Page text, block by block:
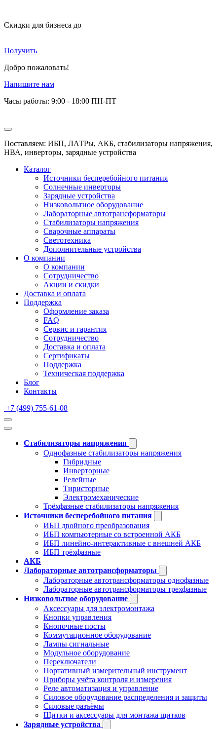
Скидки для бизнеса до
Получить
Добро пожаловать!
Напишите нам
Часы работы: 9:00 - 18:00 ПН-ПТ
Поставляем: ИБП, ЛАТРы, АКБ, стабилизаторы напряжения,
НВА, инверторы, зарядные устройства
Каталог
Источники бесперебойного питания
Солнечные инверторы
Зарядные устройства
Низковольтное оборудование
Лабораторные автотрансформаторы
Стабилизаторы напряжения
Сварочные аппараты
Светотехника
Дополнительные устройства
О компании
О компании
Сотрудничество
Акции и скидки
Доставка и оплата
Поддержка
Оформление заказа
FAQ
Сервис и гарантия
Сотрудничество
Доставка и оплата
Сертификаты
Поддержка
Техническая поддержка
Блог
Контакты
+7 (499) 755-61-08
Стабилизаторы напряжения
Однофазные стабилизаторы напряжения
Гибридные
Инверторные
Релейные
Тиристорные
Электромеханические
Трёхфазные стабилизаторы напряжения
Источники бесперебойного питания
ИБП двойного преобразования
ИБП компьютерные со встроенной АКБ
ИБП линейно-интерактивные с внешней АКБ
ИБП трёхфазные
АКБ
Лабораторные автотрансформаторы
Лабораторные автотрансформаторы однофазные
Лабораторные автотрансформаторы трехфазные
Низковольтное оборудование
Аксессуары для электромонтажа
Кнопки управления
Кнопочные посты
Коммутационное оборудование
Лампы сигнальные
Модульное оборудование
Переключатели
Портативный измерительный инструмент
Приборы учёта контроля и измерения
Реле автоматизация и управление
Силовое оборудование распределения и защиты
Силовые разъёмы
Щитки и аксессуары для монтажа щитков
Зарядные устройства